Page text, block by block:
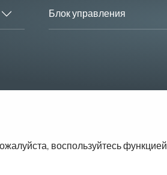
Блок управления
воспользуйтесь функцией